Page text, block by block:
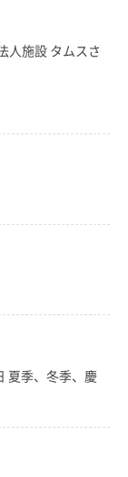
人施設 タムスさ
夏季、冬季、慶